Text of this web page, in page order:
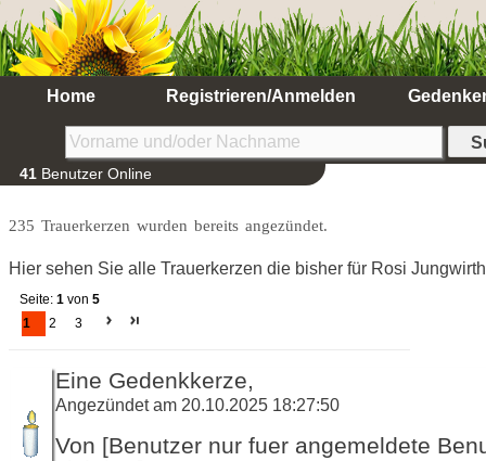
Home Registrieren/Anmelden
41 Benutzer Online
235 Trauerkerzen wurden bereits angezündet.
Hier sehen Sie alle Trauerkerzen die bisher für Rosi
Seite: 1 von 5
1
2 3
Eine Gedenkkerze,
Angezündet am 20.10.2025 18:27:50
Von [Benutzer nur fuer angemeldete